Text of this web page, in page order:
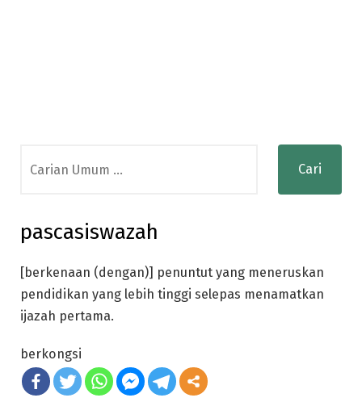
for:
pascasiswazah
[berkenaan (dengan)] penuntut yang meneruskan
pendidikan yang lebih tinggi selepas menamatkan
ijazah pertama.
berkongsi